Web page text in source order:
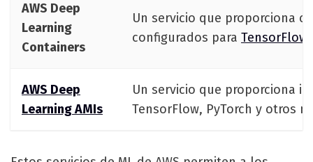
AWS Deep
Learning
Containers
Un servicio que proporciona
configurados para TensorFlow
AWS Deep
Learning AMIs
Un servicio que proporciona
TensorFlow, PyTorch y otros